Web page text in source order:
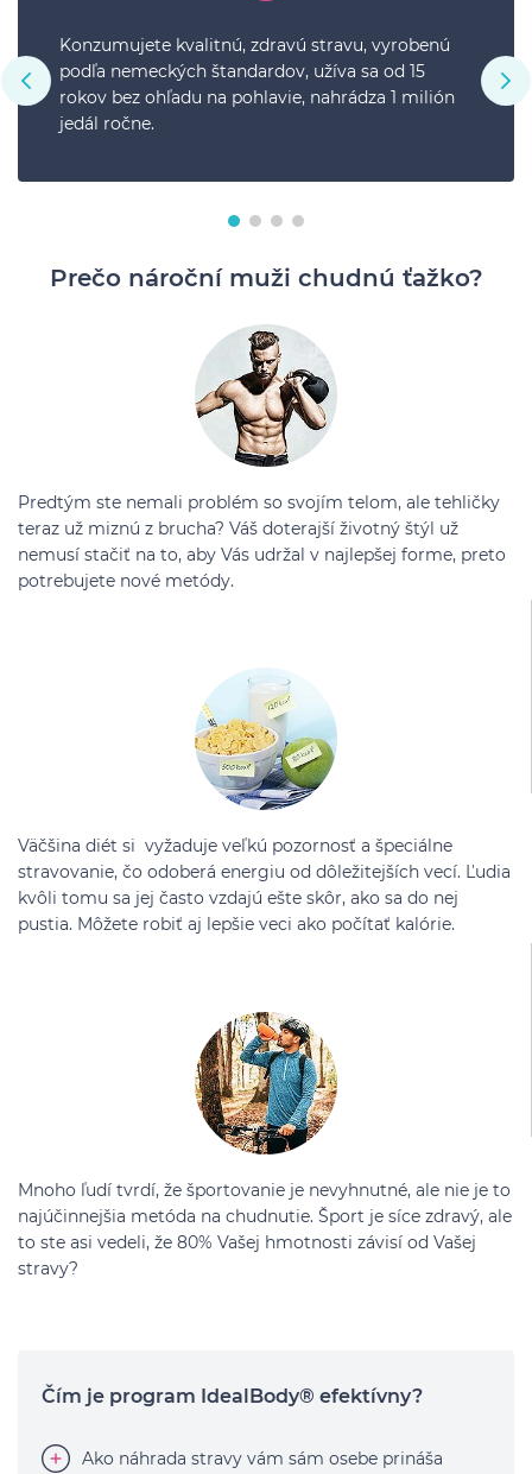
Konzumujete kvalitnú, zdravú stravu, vyrobenú
podľa nemeckých štandardov, užíva sa od 15
rokov bez ohľadu na pohlavie, nahrádza 1 milión
jedál ročne.
Prečo nároční muži chudnú ťažko?
Predtým ste nemali problém so svojím telom, ale tehličky
teraz už miznú z brucha? Váš doterajší životný štýl už
nemusí stačiť na to, aby Vás udržal v najlepšej forme, preto
potrebujete nové metódy.
Väčšina diét si vyžaduje veľkú pozornosť a špeciálne
stravovanie, čo odoberá energiu od dôležitejších vecí. Ľudia
kvôli tomu sa jej často vzdajú ešte skôr, ako sa do nej
pustia. Môžete robiť aj lepšie veci ako počítať kalórie.
Mnoho ľudí tvrdí, že športovanie je nevyhnutné, ale nie je to
najúčinnejšia metóda na chudnutie. Šport je síce zdravý, ale
to ste asi vedeli, že 80% Vašej hmotnosti závisí od Vašej
stravy?
Čím je program IdealBody® efektívny?
Ako náhrada stravy vám sám osebe prináša